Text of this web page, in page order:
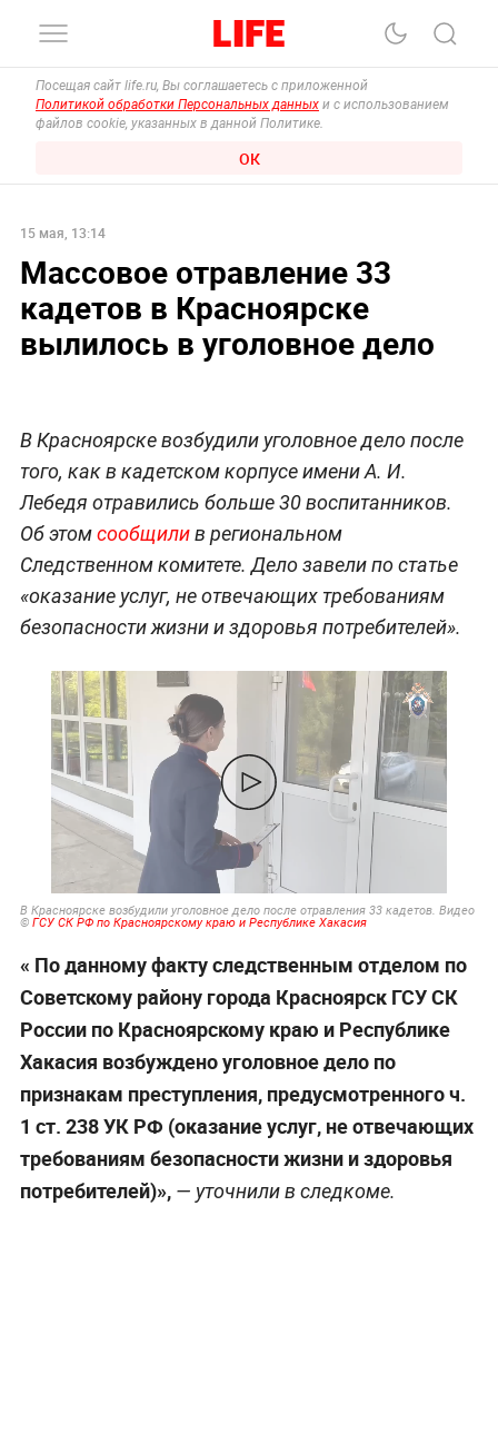
Посещая сайт life.ru, Вы соглашаетесь с приложенной
Политикой обработки Персональных данных и с использованием
файлов cookie, указанных в данной Политике.
ОК
15 мая, 13:14
Массовое отравление 33
кадетов в Красноярске
вылилось в уголовное дело
В Красноярске возбудили уголовное дело после
того, как в кадетском корпусе имени А. И.
Лебедя отравились больше 30 воспитанников.
Об этомсообщилив региональном
Следственном комитете. Дело завели по статье
«оказание услуг, не отвечающих требованиям
безопасности жизни и здоровья потребителей».
В Красноярске возбудили уголовное дело после отравления 33 кадетов. Видео
© ГСУ СК РФ по Красноярскому краю и Республике Хакасия
« По данному факту следственным отделом по
Советскому району города Красноярск ГСУ СК
России по Красноярскому краю и Республике
Хакасия возбуждено уголовное дело по
признакам преступления, предусмотренного ч.
1 ст. 238 УК РФ (оказание услуг, не отвечающих
требованиям безопасности жизни и здоровья
потребителей)»,— уточнили в следкоме.